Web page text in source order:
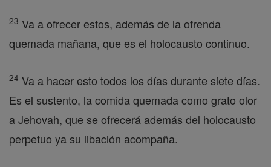
23 Va a ofrecer estos, además de la ofrenda
quemada mañana, que es el holocausto continuo.
24 Va a hacer esto todos los días durante siete días.
Es el sustento, la comida quemada como grato olor
a Jehovah, que se ofrecerá además del holocausto
perpetuo ya su libación acompaña.